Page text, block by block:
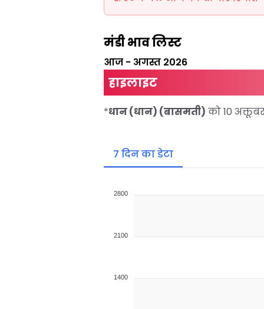
मंडी भाव लिस्ट
आज - अगस्त 2026
हाइलाइट
*धान (धान) (बासमती) को 10
7 दिन का डेटा
2800
2100
1400